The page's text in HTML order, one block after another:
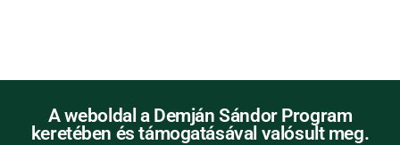
A weboldal a Demján Sándor Program
keretében és támogatásával valósult meg.